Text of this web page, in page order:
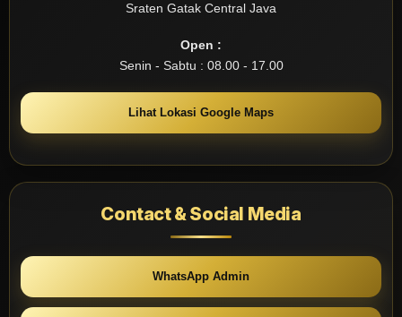
Sraten Gatak Central Java
Open :
Senin - Sabtu : 08.00 - 17.00
Lihat Lokasi Google Maps
Contact & Social Media
WhatsApp Admin